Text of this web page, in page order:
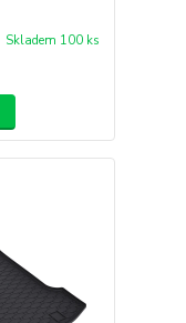
Skladem 100 ks